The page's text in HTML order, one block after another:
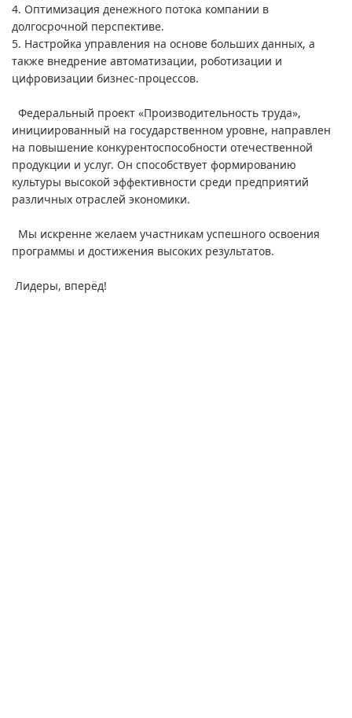
4. Оптимизация денежного потока компании в
долгосрочной перспективе.
5. Настройка управления на основе больших данных, а
также внедрение автоматизации, роботизации и
цифровизации бизнес-процессов.
Федеральный проект «Производительность труда»,
инициированный на государственном уровне, направлен
на повышение конкурентоспособности отечественной
продукции и услуг. Он способствует формированию
культуры высокой эффективности среди предприятий
различных отраслей экономики.
Мы искренне желаем участникам успешного освоения
программы и достижения высоких результатов.
Лидеры, вперёд!